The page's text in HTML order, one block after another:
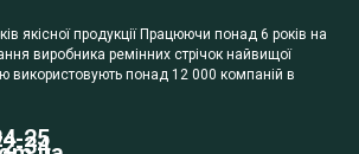
якісної продукції Працюючи понад 6 років на
виробника ремінних стрічок найвищої
використовують понад 12 000 компаній в
25
34